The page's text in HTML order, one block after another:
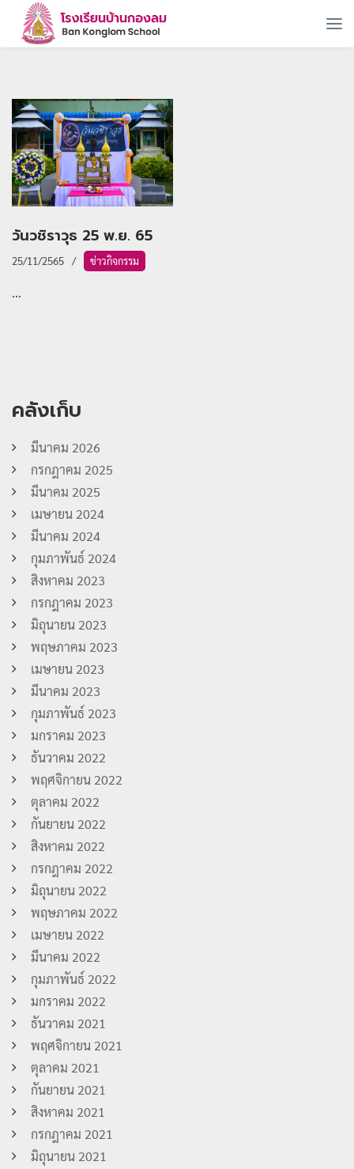
วันวชิราวุธ 25 พ.ย. 65
25/11/2565 ข่าวกิจกรรม
...
คลังเก็บ
มีนาคม 2026
กรกฎาคม 2025
มีนาคม 2025
เมษายน 2024
มีนาคม 2024
กุมภาพันธ์ 2024
สิงหาคม 2023
กรกฎาคม 2023
มิถุนายน 2023
พฤษภาคม 2023
เมษายน 2023
มีนาคม 2023
กุมภาพันธ์ 2023
มกราคม 2023
ธันวาคม 2022
พฤศจิกายน 2022
ตุลาคม 2022
กันยายน 2022
สิงหาคม 2022
กรกฎาคม 2022
มิถุนายน 2022
พฤษภาคม 2022
เมษายน 2022
มีนาคม 2022
กุมภาพันธ์ 2022
มกราคม 2022
ธันวาคม 2021
พฤศจิกายน 2021
ตุลาคม 2021
กันยายน 2021
สิงหาคม 2021
กรกฎาคม 2021
มิถุนายน 2021